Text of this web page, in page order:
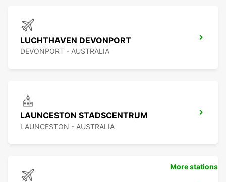
LUCHTHAVEN DEVONPORT
DEVONPORT - AUSTRALIA
LAUNCESTON STADSCENTRUM
LAUNCESTON - AUSTRALIA
More stations